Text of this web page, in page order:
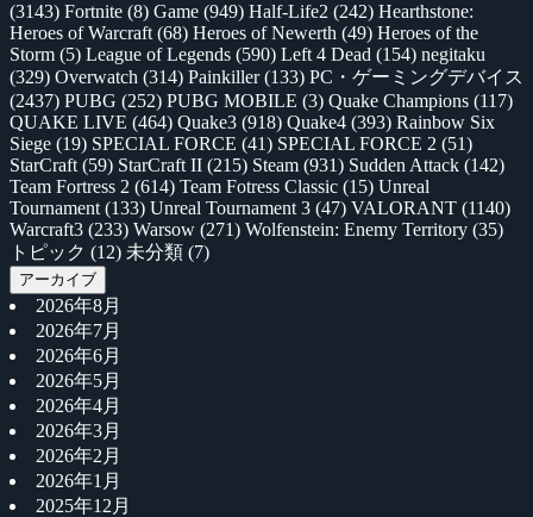
(3143) Fortnite (8) Game (949) Half-Life2 (242) Hearthstone:
Heroes of Warcraft (68) Heroes of Newerth (49) Heroes of the
Storm (5) League of Legends (590) Left 4 Dead (154) negitaku
(329) Overwatch (314) Painkiller(133) PC・ゲーミングデバイス
(2437) PUBG (252) PUBG MOBILE (3) Quake Champions (117)
QUAKE LIVE (464) Quake3 (918) Quake4 (393) Rainbow Six
Siege (19) SPECIAL FORCE (41) SPECIAL FORCE 2 (51)
StarCraft (59) StarCraft II (215) Steam (931) Sudden Attack (142)
Team Fortress 2 (614) Team Fotress Classic (15) Unreal
Tournament (133) Unreal Tournament 3 (47) VALORANT (1140)
Warcraft3 (233) Warsow (271) Wolfenstein: Enemy Territory (35)
トピック (12) 未分類 (7)
アーカイブ
2026年8月
2026年7月
2026年6月
2026年5月
2026年4月
2026年3月
2026年2月
2026年1月
2025年12月